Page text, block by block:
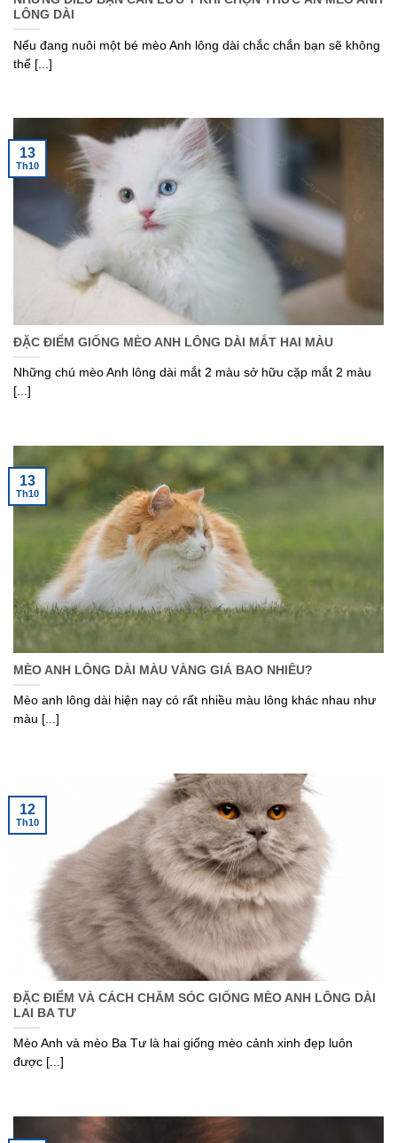
LÔNG DÀI
Nếu đang nuôi một bé mèo Anh lông dài chắc chắn bạn sẽ không
thể [...]
ĐẶC ĐIỂM GIỐNG MÈO ANH LÔNG DÀI MẮT HAI MÀU
Những chú mèo Anh lông dài mắt 2 màu sở hữu cặp mắt 2 màu
[...]
13
Th10
MÈO ANH LÔNG DÀI MÀU VÀNG GIÁ BAO NHIÊU?
Mèo anh lông dài hiện nay có rất nhiều màu lông khác nhau như
màu [...]
13
Th10
ĐẶC ĐIỂM VÀ CÁCH CHĂM SÓC GIỐNG MÈO ANH LÔNG DÀI
LAI BA TƯ
Mèo Anh và mèo Ba Tư là hai giống mèo cảnh xinh đẹp luôn
được [...]
12
Th10